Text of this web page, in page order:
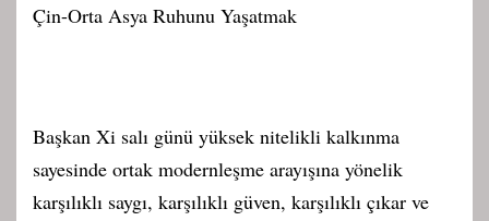
Çin-Orta Asya Ruhunu Yaşatmak
Başkan Xi salı günü yüksek nitelikli kalkınma
sayesinde ortak modernleşme arayışına yönelik
karşılıklı saygı, karşılıklı güven, karşılıklı çıkar ve